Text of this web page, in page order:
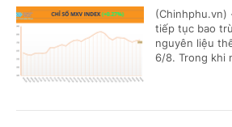
(Chinhphu.vn)
tiếp tục bao
nguyên liệu
6/8. Trong khi